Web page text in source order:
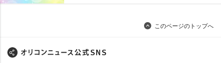
このページのトップへ